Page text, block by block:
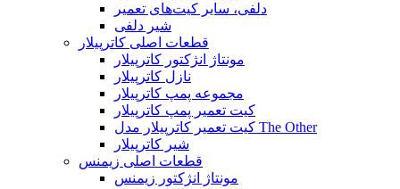
دلفی، سایر کیت‌های تعمیر
شیر دلفی
قطعات اصلی کاترپیلار
مونتاژ انژکتور کاترپیلار
نازل کاترپیلار
مجموعه پمپ کاترپیلار
کیت تعمیر پمپ کاترپیلار
کیت تعمیر کاترپیلار مدل The Other
شیر کاترپیلار
قطعات اصلی زیمنس
مونتاژ انژکتور زیمنس